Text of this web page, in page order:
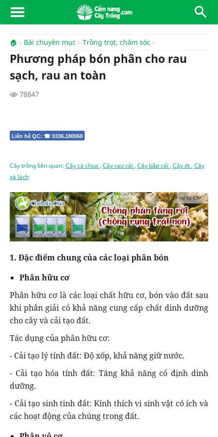
🏠 Bài chuyên mục Trồng trọt, chăm sóc
Phương pháp bón phân cho rau
sạch, rau an toàn
78847
Liên hệ QC: ☎ 0336.180068
Cây trồng liên quan: Cây cà chua , Cây rau cải , Cây bắp cải , Cây ớt, Cây
xà lách
Ad by CNCT
1. Đặc điểm chung của các loại phân bón
Phân hữu cơ
Phân hữu cơ là các loại chất hữu cơ, bón vào đất sau
khi phân giải có khả năng cung cấp chất dinh dưỡng
cho cây và cải tạo đất.
Tác dụng của phân hữu cơ:
- Cải tạo lý tính đất: Độ xốp, khả năng giữ nước.
- Cải tạo hóa tính đất: Tăng khả năng cố định dinh
dưỡng.
- Cải tạo sinh tinh đất: Kính thích vi sinh vật có ích và
các hoạt động của chúng trong đất.